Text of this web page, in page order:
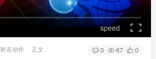
speed
射击动作 正文 0 67 0